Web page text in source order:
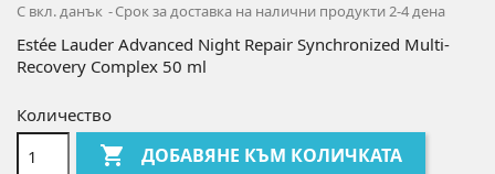
С вкл. данък Срок за доставка на налични продукти 2-4 дена
Estée Lauder Advanced Night Repair Synchronized Multi-
Recovery Complex 50 ml
Количество
 ДОБАВЯНЕ КЪМ КОЛИЧКАТА